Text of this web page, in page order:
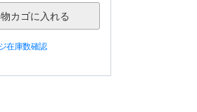
在庫数確認